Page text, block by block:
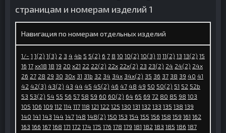
страницам и номерам изделий 1
Навигация по номерам отдельных изделий
1/- 1 1(2) 1(3) 2 3 4 4b 5 5(2) 6 7 8 10 10(2) 10(3) 11 11(2) 13 13(2) 15
16 17 xx18 18 19 20 x21 22 22(2) 22x 22x(2) 23 23(2) 24 24(2) 24x
26 27 28 29 30 30x 31 31b 32 34 34x 34x(2) 35 36 37 38 39 40 41
42 42(3) 43(2) 43 44 45 45(2) 46 47 48 49 50 50(2) 51 52 52b
53 53(2) 54 55 56 57 58 59 60 60(2) 64 65 69 72 80 85 98 103
105 106 109 112 114 117 118 121 122 125 130 131 132 133 135 138 139
140 141 143 144 147 148 148(2) 150 153 154 155 156 158 159 161 162
163 166 167 168 171 172 174 175 176 178 179 181 182 183 185 186 187